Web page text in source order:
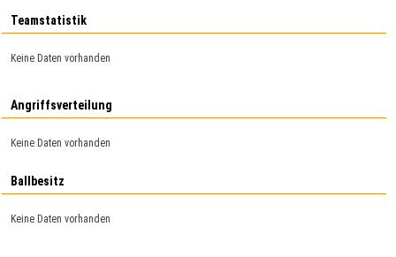
Teamstatistik
Keine Daten vorhanden
Angriffsverteilung
Keine Daten vorhanden
Ballbesitz
Keine Daten vorhanden